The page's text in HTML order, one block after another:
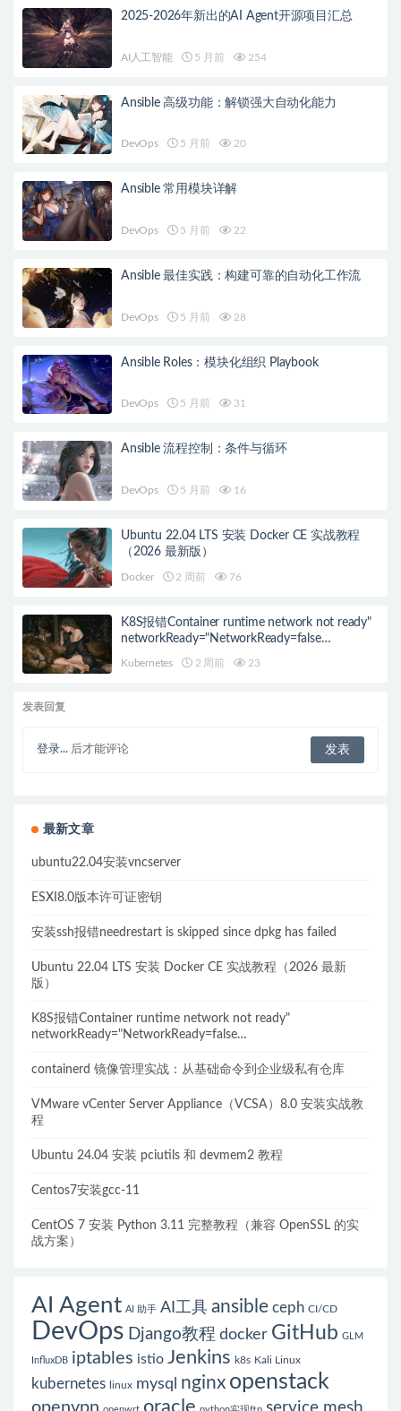
2025-2026年新出的AI Agent开源项目汇总
AI人工智能 5 月前 254
Ansible 高级功能：解锁强大自动化能力
DevOps 5 月前 20
Ansible 常用模块详解
DevOps 5 月前 22
Ansible 最佳实践：构建可靠的自动化工作流
DevOps 5 月前 28
Ansible Roles：模块化组织 Playbook
DevOps 5 月前 31
Ansible 流程控制：条件与循环
DevOps 5 月前 16
Ubuntu 22.04 LTS 安装 Docker CE 实战教程
（2026 最新版）
Docker 2 周前 76
K8S报错Container runtime network not ready"
networkReady="NetworkReady=false
Kubernetes 2 周前 23
发表回复
登录... 后才能评论
最新文章
ubuntu22.04安装vncserver
ESXI8.0版本许可证密钥
安装ssh报错needrestart is skipped since dpkg has failed
Ubuntu 22.04 LTS 安装 Docker CE 实战教程（2026 最新
版）
K8S报错Container runtime network not ready"
networkReady="NetworkReady=false
containerd 镜像管理实战：从基础命令到企业级私有仓库
VMware vCenter Server Appliance（VCSA）8.0 安装实战教
程
Ubuntu 24.04 安装 pciutils 和 devmem2 教程
Centos7安装gcc-11
CentOS 7 安装 Python 3.11 完整教程（兼容 OpenSSL 的实
战方案）
AI Agent AI 助手 AI工具 ansible ceph CI/CD
DevOps Django教程 docker GitHub GLM
InfluxDB iptables istio Jenkins k8s Kali Linux
kubernetes linux mysql nginx openstack
oracle